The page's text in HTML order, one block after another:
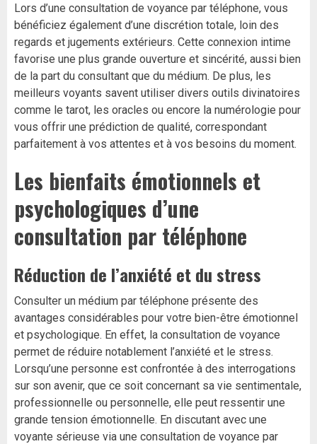
Lors d’une consultation de voyance par téléphone, vous
bénéficiez également d’une discrétion totale, loin des
regards et jugements extérieurs. Cette connexion intime
favorise une plus grande ouverture et sincérité, aussi bien
de la part du consultant que du médium. De plus, les
meilleurs voyants savent utiliser divers outils divinatoires
comme le tarot, les oracles ou encore la numérologie pour
vous offrir une prédiction de qualité, correspondant
parfaitement à vos attentes et à vos besoins du moment.
Les bienfaits émotionnels et
psychologiques d’une
consultation par téléphone
Réduction de l’anxiété et du stress
Consulter un médium par téléphone présente des
avantages considérables pour votre bien-être émotionnel
et psychologique. En effet, la consultation de voyance
permet de réduire notablement l’anxiété et le stress.
Lorsqu’une personne est confrontée à des interrogations
sur son avenir, que ce soit concernant sa vie sentimentale,
professionnelle ou personnelle, elle peut ressentir une
grande tension émotionnelle. En discutant avec une
voyante sérieuse via une consultation de voyance par